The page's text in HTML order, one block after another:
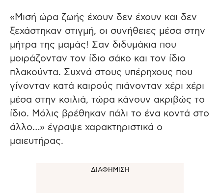
«Μισή ώρα ζωής έχουν δεν έχουν και δεν
ξεχάστηκαν στιγμή, οι συνήθειες μέσα στην
μήτρα της μαμάς! Σαν διδυμάκια που
μοιράζονταν τον ίδιο σάκο και τον ίδιο
πλακούντα. Συχνά στους υπέρηχους που
γίνονταν κατά καιρούς πιάνονταν χέρι χέρι
μέσα στην κοιλιά, τώρα κάνουν ακριβώς το
ίδιο. Μόλις βρέθηκαν πάλι το ένα κοντά στο
άλλο…» έγραψε χαρακτηριστικά ο
μαιευτήρας.